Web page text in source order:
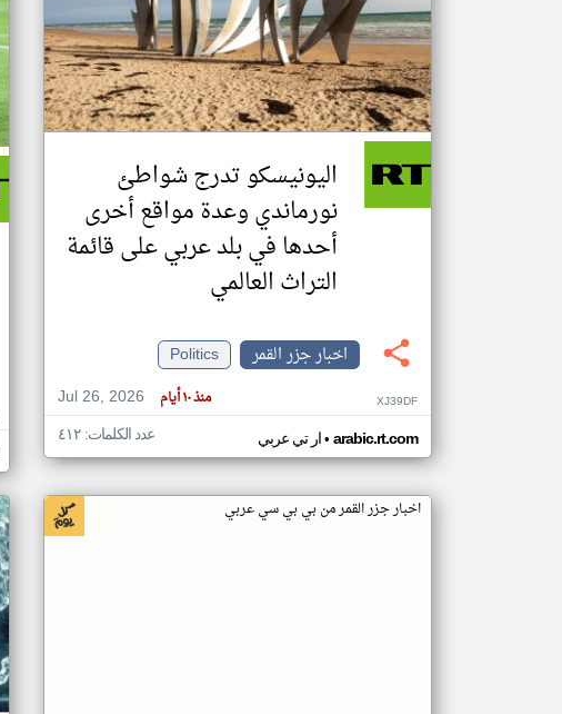
اليونيسكو تدرج شواطئ
نورماندي وعدة مواقع أخرى
أحدها في بلد عربي على قائمة
التراث العالمي
اخبار جزر القمر
Politics
Jul 26, 2026
منذ ١٠ أيام XJ39DF
ار تي عربي• arabic.rt.com عدد الكلمات: ٤١٢
اخبار جزر القمر من بي بي سي عربي